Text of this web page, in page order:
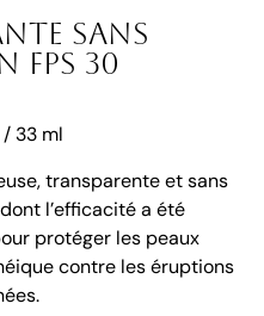
sans
30
/ 33 ml
transparente et sans
l’efficacité a été
protéger les peaux
contre les éruptions